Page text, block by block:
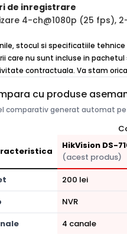
de inregistrare
4-ch@1080p (25 fps),
stocul si specificatiile tehnice
care nu sunt incluse in
contractuala. Va stam
cu produse
comparativ generat automat
HikVision DS-
(acest produs)
200 lei
NVR
4 canale